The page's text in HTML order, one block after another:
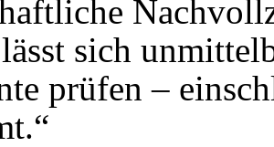
sich
prüfen –